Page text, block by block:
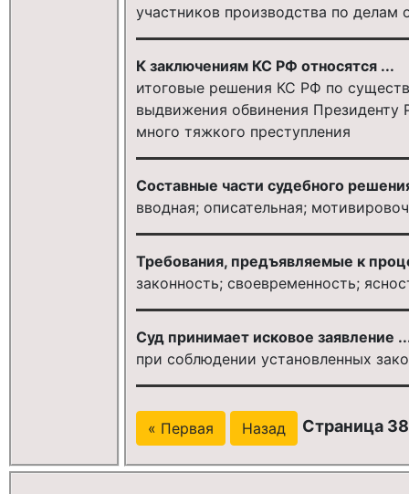
участников производства по
К заключениям КС РФ относятся ...
итоговые решения КС РФ по
выдвижения обвинения Президенту
много тяжкого преступления
Составные части судебного
вводная; описательная;
Требования, предъявляемые к
законность; своевременность;
Суд принимает исковое заявление
при соблюдении установленных
« Первая Назад Страница